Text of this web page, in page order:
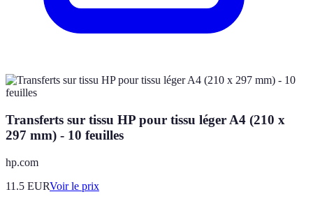
Transferts sur tissu HP pour tissu léger A4 (210 x
297 mm) - 10 feuilles
hp.com
11.5 EURVoir le prix